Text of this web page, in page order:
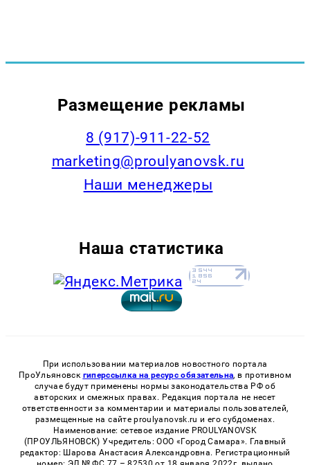
Размещение рекламы
8 (917)-911-22-52
marketing@proulyanovsk.ru
Наши менеджеры
Наша статистика
При использовании материалов новостного портала
ПроУльяновск гиперссылка на ресурс обязательна, в противном
случае будут применены нормы законодательства РФ об
авторских и смежных правах. Редакция портала не несет
ответственности за комментарии и материалы пользователей,
размещенные на сайте proulyanovsk.ru и его субдоменах.
Наименование: сетевое издание PROULYANOVSK
(ПРОУЛЬЯНОВСК) Учредитель: ООО «Город Самара». Главный
редактор: Шарова Анастасия Александровна. Регистрационный